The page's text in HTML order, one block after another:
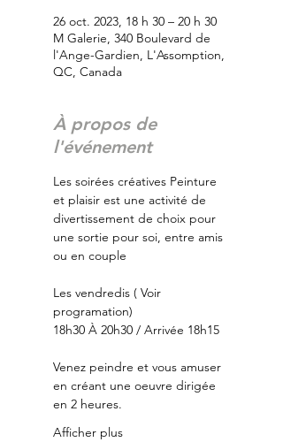
26 oct. 2023, 18 h 30 – 20 h 30
M Galerie, 340 Boulevard de
l'Ange-Gardien, L'Assomption,
QC, Canada
À propos de
l'événement
Les soirées créatives Peinture
et plaisir est une activité de
divertissement de choix pour
une sortie pour soi, entre amis
ou en couple
Les vendredis ( Voir
programation)
18h30 À 20h30 / Arrivée 18h15
Venez peindre et vous amuser
en créant une oeuvre dirigée
en 2 heures.
Afficher plus